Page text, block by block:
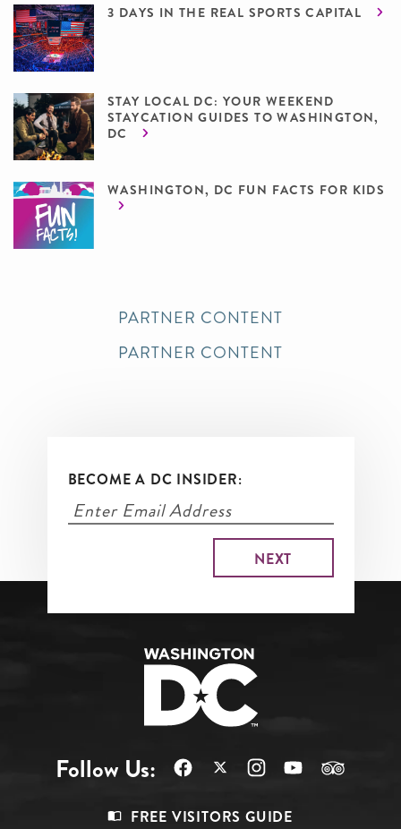
3 DAYS IN THE REAL SPORTS CAPITAL
STAY LOCAL DC: YOUR WEEKEND
STAYCATION GUIDES TO WASHINGTON,
DC
WASHINGTON, DC FUN FACTS FOR KIDS
PARTNER CONTENT
PARTNER CONTENT
BECOME A DC INSIDER:
Follow Us:
FREE VISITORS GUIDE